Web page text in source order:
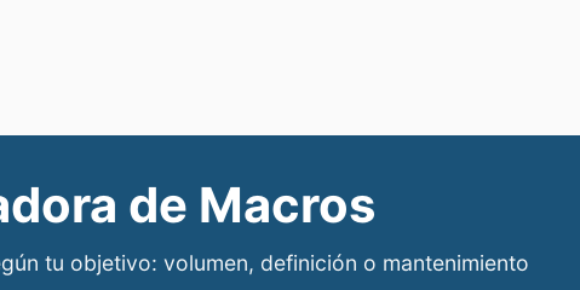
de Macros
tu objetivo: volumen, definición o mantenimiento